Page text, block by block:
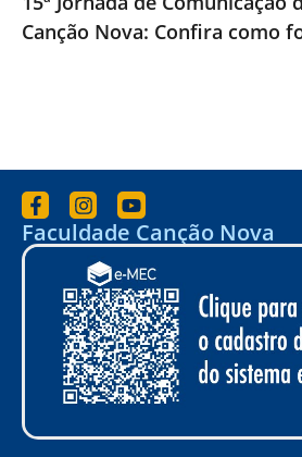
Canção Nova: Confira como
Faculdade Canção Nova